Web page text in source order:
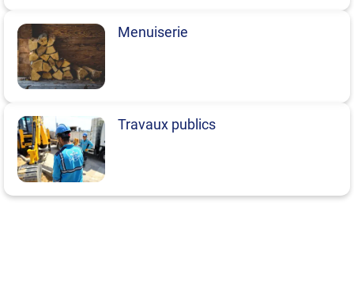
Menuiserie
Travaux publics